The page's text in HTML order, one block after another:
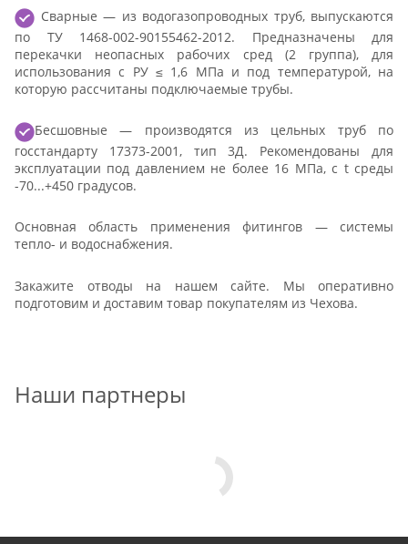
Сварные — из водогазопроводных труб, выпускаются
по ТУ 1468-002-90155462-2012. Предназначены для
перекачки неопасных рабочих сред (2 группа), для
использования с РУ ≤ 1,6 МПа и под температурой, на
которую рассчитаны подключаемые трубы.
Бесшовные — производятся из цельных труб по
госстандарту 17373-2001, тип 3Д. Рекомендованы для
эксплуатации под давлением не более 16 МПа, с t среды
-70...+450 градусов.
Основная область применения фитингов — системы
тепло- и водоснабжения.
Закажите отводы на нашем сайте. Мы оперативно
подготовим и доставим товар покупателям из Чехова.
Наши партнеры